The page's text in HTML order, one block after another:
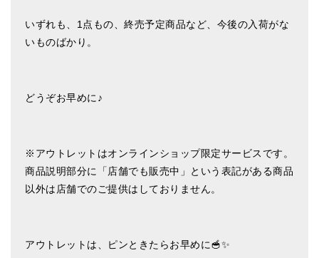
アウトレット
オリジナルグッズ
ヒーリング・マンダラポスター
亡命チベット人尼僧のお守り・チャーム
チベット・マントラ・ヒーリングCD
シンギングボウル講座
いずれも、1点もの、終売予定商品など、今後の入荷がな
いものばかり。
どうぞお早めに♪
※アウトレットはオンラインショップ限定サービスです。
商品説明部分に「店舗でも販売中」という表記がある商品
以外は店舗でのご提供はしておりません。
アウトレットは、ピンときたらお早めに🥣✨